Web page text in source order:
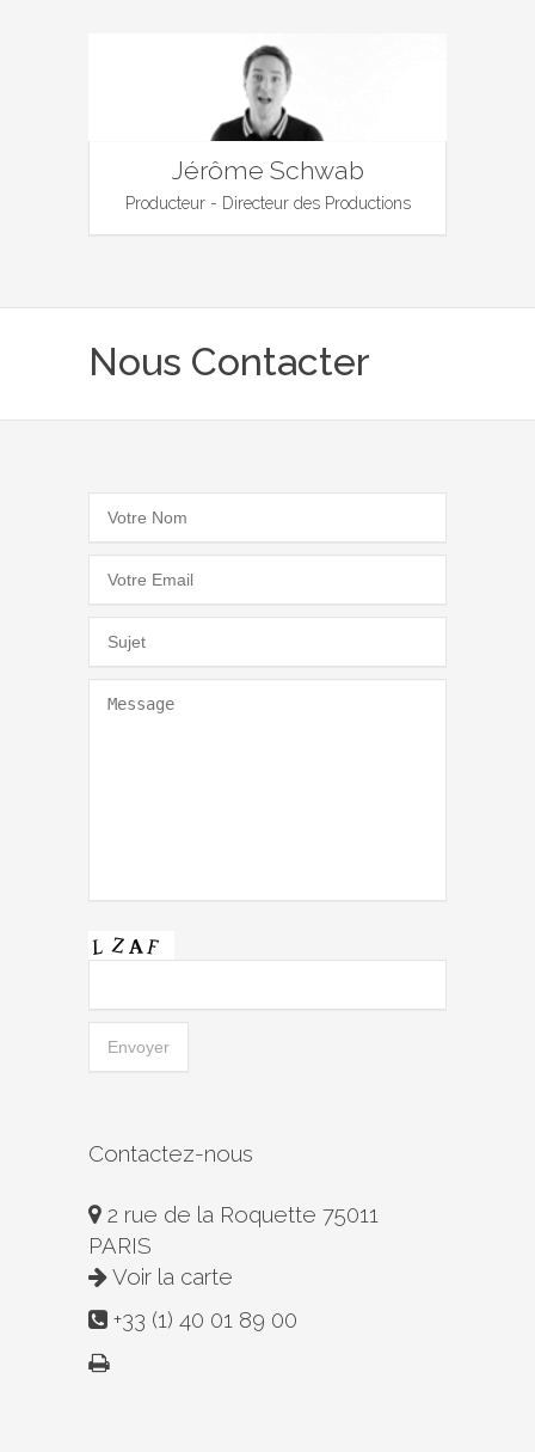
Jérôme Schwab
Producteur - Directeur des Productions
Nous Contacter
Contactez-nous
2 rue de la Roquette 75011
PARIS
Voir la carte
+33 (1) 40 01 89 00